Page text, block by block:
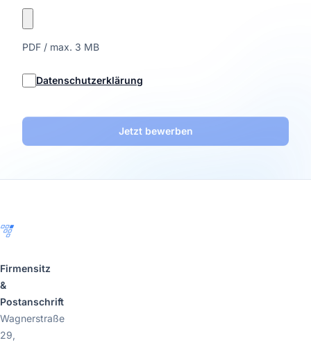
PDF / max. 3 MB
Datenschutzerklärung
Jetzt bewerben
Firmensitz
&
Postanschrift
Wagnerstraße
29,